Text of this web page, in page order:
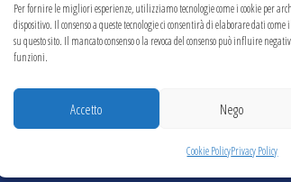
Per fornire le migliori esperienze, utilizziamo tecnologie come i cookie per
dispositivo. Il consenso a queste tecnologie ci consentirà di elaborare dati
su questo sito. Il mancato consenso o la revoca del consenso può influire
funzioni.
Accetto Nego
Cookie PolicyPrivacy Policy